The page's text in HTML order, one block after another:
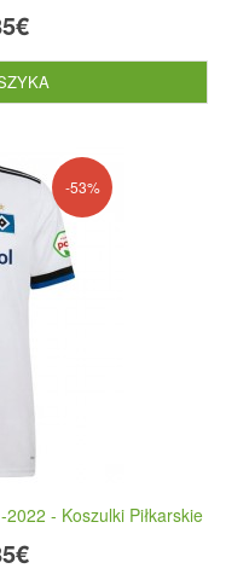
-53%
- Koszulki Piłkarskie